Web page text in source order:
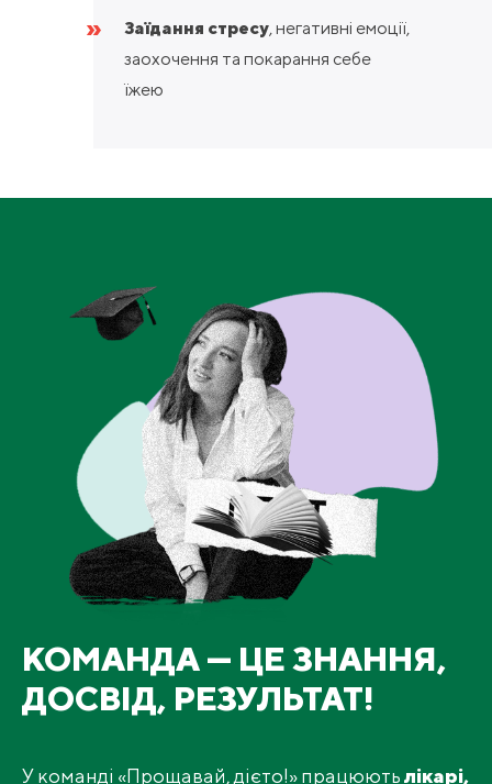
Заїдання стресу, негативні емоції,
заохочення та покарання себе
їжею
»
КОМАНДА — ЦЕ ЗНАННЯ,
ДОСВІД, РЕЗУЛЬТАТ!
У команді «Прощавай, дієто!» працюютьлікарі,